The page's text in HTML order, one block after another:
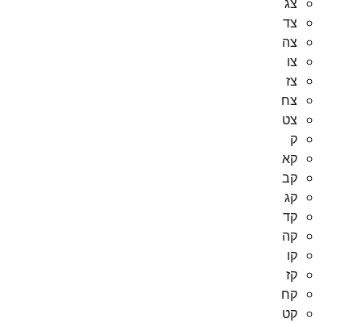
צד
צה
צו
צז
צח
צט
ק
קא
קב
קג
קד
קה
קו
קז
קח
קט